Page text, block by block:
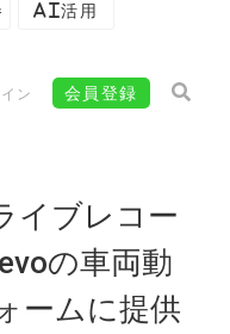
AI活用
ン 会員登録
イブレコー
の車両動
ームに提供